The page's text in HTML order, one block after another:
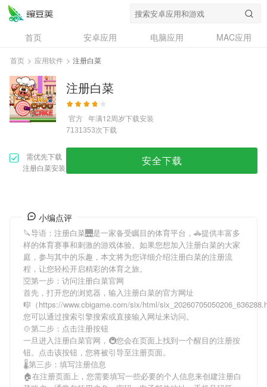
首页 安卓应用 电脑应用
MAC应用
资讯
专题
问答
首页 > 应用软件 > 注册白菜
注册白菜
官方 年满12周岁下载安装
7131353次下载
需优先下载
注册白菜安装
安全下载
小编点评
🔪导语： 注册白菜🌉是一家备受瞩目的体育平台，🚓提供丰富多
样的体育赛事和刺激的游戏体验。如果您想加入注册白菜的大家
庭，参与其中的乐趣，本文将为您详细介绍注册白菜的注册流
程，让您轻松开启精彩的体育之旅。
🈳第一步：访问注册白菜官网
首先，打开您的浏览器，输入注册白菜的官方网址
🎼（https://www.cbigame.com/six/html/
您可以通过搜索引擎搜索或直接输入网址来访问。
🍲第二步：点击注册按钮
一旦进入注册白菜官网，🚇您会在页面上找到一个醒目的注册按
钮。点击该按钮，您将被引导至注册页面。
🌡第三步：填写注册信息
🏠在注册页面上，您需要填写一些必要的个人信息来创建注册白